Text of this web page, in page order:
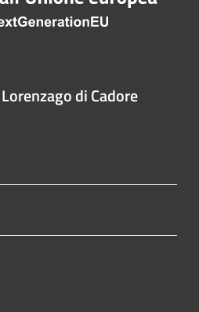
di Cadore